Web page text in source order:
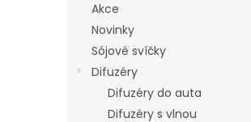
Akce
Novinky
Sójové svíčky
Difuzéry
Difuzéry do auta
Difuzéry s vlnou